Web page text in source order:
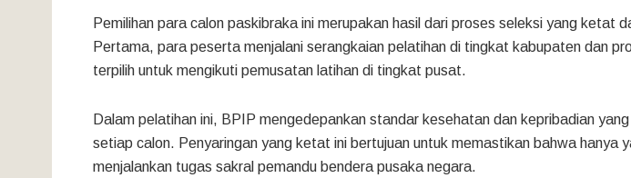
Pemilihan para calon paskibraka ini merupakan hasil dari proses seleksi yang ketat
Pertama, para peserta menjalani serangkaian pelatihan di tingkat kabupaten dan
terpilih untuk mengikuti pemusatan latihan di tingkat pusat.
Dalam pelatihan ini, BPIP mengedepankan standar kesehatan dan kepribadian yang
setiap calon. Penyaringan yang ketat ini bertujuan untuk memastikan bahwa hanya
menjalankan tugas sakral pemandu bendera pusaka negara.